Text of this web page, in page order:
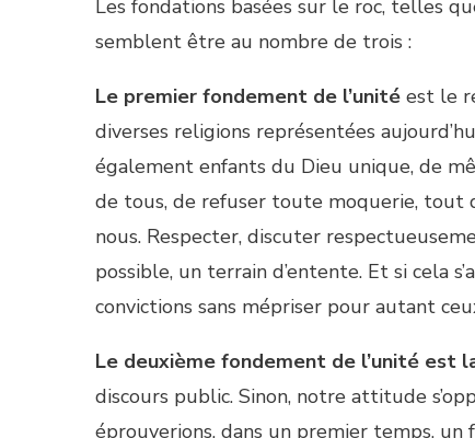
Les fondations basées sur le roc, telles
semblent être au nombre de trois :
Le premier fondement de l’unité est le
diverses religions représentées
également enfants du Dieu unique, de
de tous, de refuser toute moquerie, tout
nous. Respecter, discuter
possible, un terrain d’entente. Et si cela
convictions sans mépriser pour autant
Le deuxième fondement de l’unité est
discours public. Sinon, notre attitude
éprouverions, dans un premier temps, un